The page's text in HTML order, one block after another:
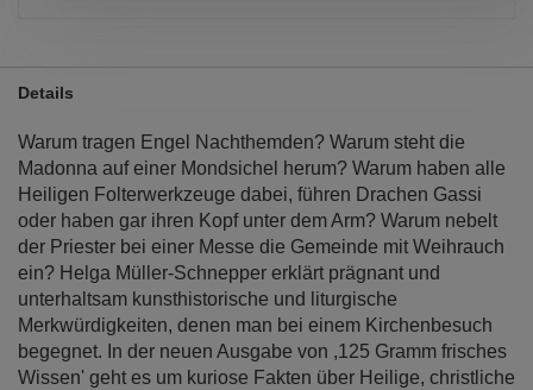
Details
Warum tragen Engel Nachthemden? Warum steht die
Madonna auf einer Mondsichel herum? Warum haben alle
Heiligen Folterwerkzeuge dabei, führen Drachen Gassi
oder haben gar ihren Kopf unter dem Arm? Warum nebelt
der Priester bei einer Messe die Gemeinde mit Weihrauch
ein? Helga Müller-Schnepper erklärt prägnant und
unterhaltsam kunsthistorische und liturgische
Merkwürdigkeiten, denen man bei einem Kirchenbesuch
begegnet. In der neuen Ausgabe von ,125 Gramm frisches
Wissen' geht es um kuriose Fakten über Heilige, christliche